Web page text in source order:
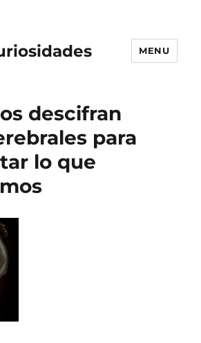
MENU
descifran
para
lo que